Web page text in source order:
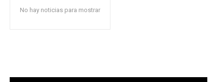
No hay noticias para mostrar